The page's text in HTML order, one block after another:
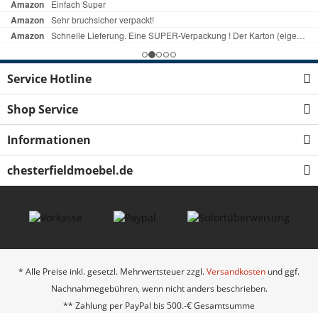
Service Hotline
Shop Service
Informationen
chesterfieldmoebel.de
* Alle Preise inkl. gesetzl. Mehrwertsteuer zzgl.Versandkosten und ggf.
Nachnahmegebühren, wenn nicht anders beschrieben.
** Zahlung per PayPal bis 500.-€ Gesamtsumme